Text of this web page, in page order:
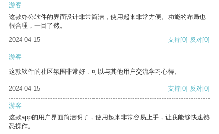
游客
这款办公软件的界面设计非常简洁，使用起来非常方便。功能的布局也
很合理，一目了然。
2024-04-15
支持[0] 反对[0]
游客
这款软件的社区氛围非常好，可以与其他用户交流学习心得。
2024-04-15 支持[0] 反对[0]
游客
这款app的用户界面简洁明了，使用起来非常容易上手，让我能够快速熟
悉操作。